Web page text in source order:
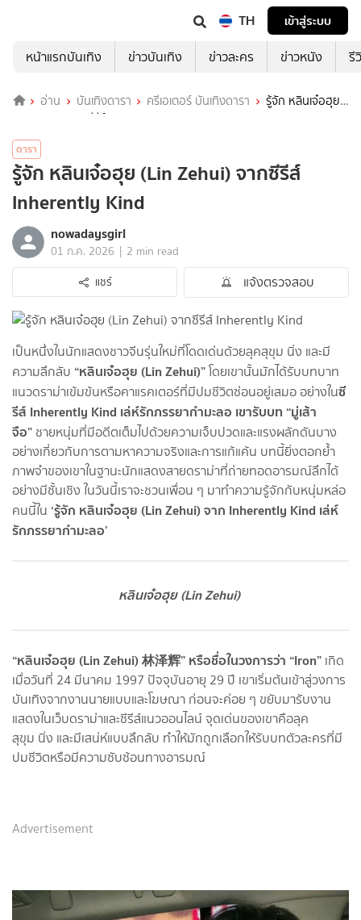
TH
เข้าสู่ระบบ
หน้าแรกบันเทิง
ข่าวบันเทิง ข่าวละคร ข่าวหนัง รี
อ่าน บันเทิงดารา ครีเอเตอร์ บันเทิงดารา
รู้จัก หลินเจ๋อฮุย
(Lin Zehui) จากซีรีส์ Inherently Kind
ดารา
รู้จัก หลินเจ๋อฮุย (Lin Zehui) จากซีรีส์
Inherently Kind
nowadaysgirl
01 ก.ค. 2026 | 2 min read
แชร์
แจ้งตรวจสอบ
เป็นหนึ่งในนักแสดงชาวจีนรุ่นใหม่ที่โดดเด่นด้วยลุคสุขุม นิ่ง และมี
ความลึกลับ “หลินเจ๋อฮุย (Lin Zehui)”โดยเขานั้นมักได้รับบทบาท
แนวดราม่าเข้มข้นหรือคาแรคเตอร์ที่มีปมชีวิตซ่อนอยู่เสมอ อย่างในซี
รีส์ Inherently Kind เล่ห์รักภรรยากำมะลอ เขารับบท “มู่เส้า
จือ” ชายหนุ่มที่มีอดีตเต็มไปด้วยความเจ็บปวดและแรงผลักดันบาง
อย่างเกี่ยวกับการตามหาความจริงและการแก้แค้น บทนี้ยิ่งตอกย้ำ
ภาพจำของเขาในฐานะนักแสดงสายดราม่าที่ถ่ายทอดอารมณ์ลึกได้
อย่างมีชั้นเชิง ในวันนี้เราจะชวนเพื่อน ๆ มาทำความรู้จักกับหนุ่มหล่อ
คนนี้ใน ‘รู้จัก หลินเจ๋อฮุย (Lin Zehui) จาก Inherently Kind เล่ห์
รักภรรยากำมะลอ’
หลินเจ๋อฮุย (Lin Zehui)
“หลินเจ๋อฮุย (Lin Zehui) 林泽辉” หรือชื่อในวงการว่า “Iron” เกิด
เมื่อวันที่ 24 มีนาคม 1997 ปัจจุบันอายุ 29 ปี เขาเริ่มต้นเข้าสู่วงการ
บันเทิงจากงานนายแบบและโฆษณา ก่อนจะค่อย ๆ ขยับมารับงาน
แสดงในเว็บดราม่าและซีรีส์แนวออนไลน์ จุดเด่นของเขาคือลุค
สุขุม นิ่ง และมีเสน่ห์แบบลึกลับ ทำให้มักถูกเลือกให้รับบทตัวละครที่มี
ปมชีวิตหรือมีความซับซ้อนทางอารมณ์
Advertisement